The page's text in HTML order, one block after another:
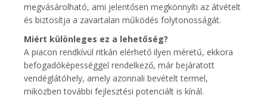
megvásárolható, ami jelentősen megkönnyíti az átvételt
és biztosítja a zavartalan működés folytonosságát.
Miért különleges ez a lehetőség?
A piacon rendkívül ritkán elérhető ilyen méretű, ekkora
befogadóképességgel rendelkező, már bejáratott
vendéglátóhely, amely azonnali bevételt termel,
miközben további fejlesztési potenciált is kínál.